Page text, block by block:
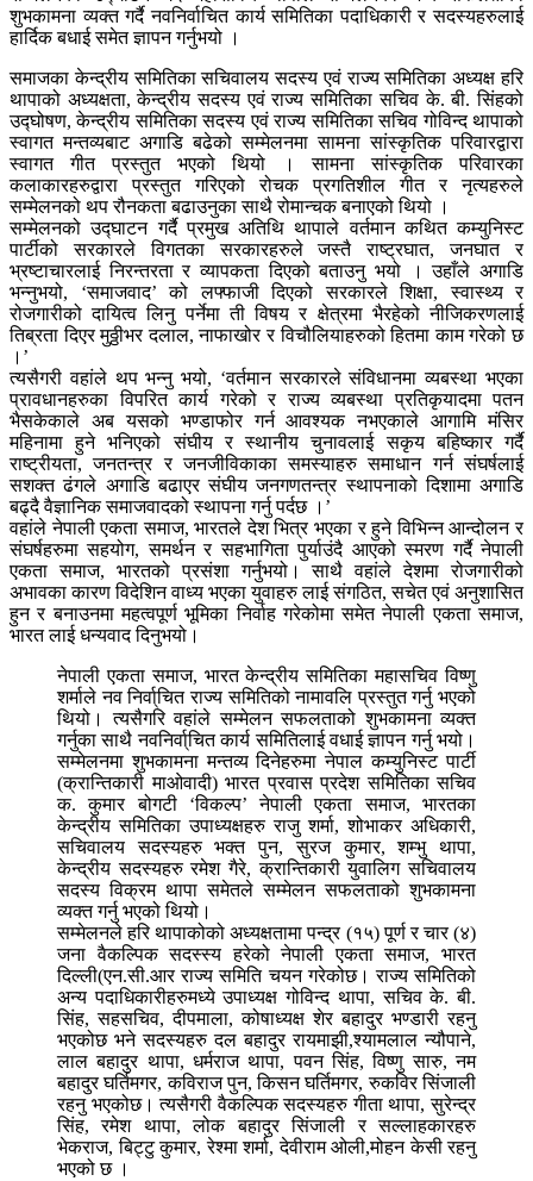
शुभकामना व्यक्त गर्दै नवनिर्वाचित कार्य समितिका पदाधिकारी र सदस्यहरुलाई
हार्दिक बधाई समेत ज्ञापन गर्नुभयो ।
समाजका केन्द्रीय समितिका सचिवालय सदस्य एवं राज्य समितिका अध्यक्ष हरि
थापाको अध्यक्षता, केन्द्रीय सदस्य एवं राज्य समितिका सचिव के. बी. सिंहको
उद्घोषण, केन्द्रीय समितिका सदस्य एवं राज्य समितिका सचिव गोविन्द थापाको
स्वागत मन्तव्यबाट अगाडि बढेको सम्मेलनमा सामना सांस्कृतिक परिवारद्वारा
स्वागत गीत प्रस्तुत भएको थियो । सामना सांस्कृतिक परिवारका
कलाकारहरुद्वारा प्रस्तुत गरिएको रोचक प्रगतिशील गीत र नृत्यहरुले
सम्मेलनको थप रौनकता बढाउनुका साथै रोमान्चक बनाएको थियो ।
सम्मेलनको उद्घाटन गर्दै प्रमुख अतिथि थापाले वर्तमान कथित कम्युनिस्ट
पार्टीको सरकारले विगतका सरकारहरुले जस्तै राष्ट्रघात, जनघात र
भ्रष्टाचारलाई निरन्तरता र व्यापकता दिएको बताउनु भयो । उहाँले अगाडि
भन्नुभयो, ‘समाजवाद’ को लफ्फाजी दिएको सरकारले शिक्षा, स्वास्थ्य र
रोजगारीको दायित्व लिनु पर्नेमा ती विषय र क्षेत्रमा भैरहेको नीजिकरणलाई
तिब्रता दिएर मुठ्ठीभर दलाल, नाफाखोर र विचौलियाहरुको हितमा काम गरेको छ
।’
त्यसैगरी वहांले थप भन्नु भयो, ‘वर्तमान सरकारले संविधानमा व्यबस्था भएका
प्रावधानहरुका विपरित कार्य गरेको र राज्य व्यबस्था प्रतिकृयादमा पतन
भैसकेकाले अब यसको भण्डाफोर गर्न आवश्यक नभएकाले आगामि मंसिर
महिनामा हुने भनिएको संघीय र स्थानीय चुनावलाई सकृय बहिष्कार गर्दै
राष्ट्रीयता, जनतन्त्र र जनजीविकाका समस्याहरु समाधान गर्न संघर्षलाई
सशक्त ढंगले अगाडि बढाएर संघीय जनगणतन्त्र स्थापनाको दिशामा अगाडि
बढ्दै वैज्ञानिक समाजवादको स्थापना गर्नु पर्दछ ।’
वहांले नेपाली एकता समाज, भारतले देश भित्र भएका र हुने विभिन्न आन्दोलन र
संघर्षहरुमा सहयोग, समर्थन र सहभागिता पुर्याउंदै आएको स्मरण गर्दै नेपाली
एकता समाज, भारतको प्रसंशा गर्नुभयो। साथै वहांले देशमा रोजगारीको
अभावका कारण विदेशिन वाध्य भएका युवाहरु लाई संगठित, सचेत एवं अनुशासित
हुन र बनाउनमा महत्वपूर्ण भूमिका निर्वाह गरेकोमा समेत नेपाली एकता समाज,
भारत लाई धन्यवाद दिनुभयो।
नेपाली एकता समाज, भारत केन्द्रीय समितिका महासचिव विष्णु
शर्माले नव निर्वा्चित राज्य समितिको नामावलि प्रस्तुत गर्नु भएको
थियो। त्यसैगरि वहांले सम्मेलन सफलताको शुभकामना व्यक्त
गर्नुका साथै नवनिर्वा्चित कार्य समितिलाई वधाई ज्ञापन गर्नु भयो।
सम्मेलनमा शुभकामना मन्तव्य दिनेहरुमा नेपाल कम्युनिस्ट पार्टी
(क्रान्तिकारी माओवादी) भारत प्रवास प्रदेश समितिका सचिव
क. कुमार बोगटी ‘विकल्प’ नेपाली एकता समाज, भारतका
केन्द्रीय समितिका उपाध्यक्षहरु राजु शर्मा, शोभाकर अधिकारी,
सचिवालय सदस्यहरु भक्त पुन, सुरज कुमार, शम्भु थापा,
केन्द्रीय सदस्यहरु रमेश गैरे, क्रान्तिकारी युवालिग सचिवालय
सदस्य विक्रम थापा समेतले सम्मेलन सफलताको शुभकामना
व्यक्त गर्नु भएको थियो।
सम्मेलनले हरि थापाकोको अध्यक्षतामा पन्द्र (१५) पूर्ण र चार (४)
जना वैकल्पिक सदस्स्य हरेको नेपाली एकता समाज, भारत
दिल्ली(एन.सी.आर राज्य समिति चयन गरेकोछ। राज्य समितिको
अन्य पदाधिकारीहरुमध्ये उपाध्यक्ष गोविन्द थापा, सचिव के. बी.
सिंह, सहसचिव, दीपमाला, कोषाध्यक्ष शेर बहादुर भण्डारी रहनु
भएकोछ भने सदस्यहरु दल बहादुर रायमाझी,श्यामलाल न्यौपाने,
लाल बहादुर थापा, धर्मराज थापा, पवन सिंह, विष्णु सारु, नम
बहादुर घर्तिमगर, कविराज पुन, किसन घर्तिमगर, रुकविर सिंजाली
रहनु भएकोछ। त्यसैगरी वैकल्पिक सदस्यहरु गीता थापा, सुरेन्द्र
सिंह, रमेश थापा, लोक बहादुर सिंजाली र सल्लाहकारहरु
भेकराज, बिट्टु कुमार, रेश्मा शर्मा, देवीराम ओली,मोहन केसी रहनु
भएको छ ।